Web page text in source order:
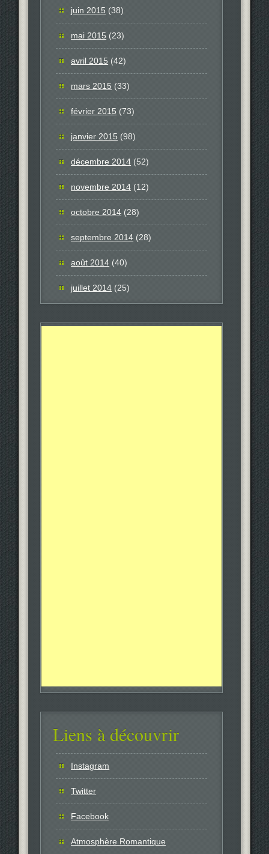
juin 2015 (38)
mai 2015 (23)
avril 2015 (42)
mars 2015 (33)
février 2015 (73)
janvier 2015 (98)
décembre 2014 (52)
novembre 2014 (12)
octobre 2014 (28)
septembre 2014 (28)
août 2014 (40)
juillet 2014 (25)
Liens à découvrir
Instagram
Twitter
Facebook
Atmosphère Romantique